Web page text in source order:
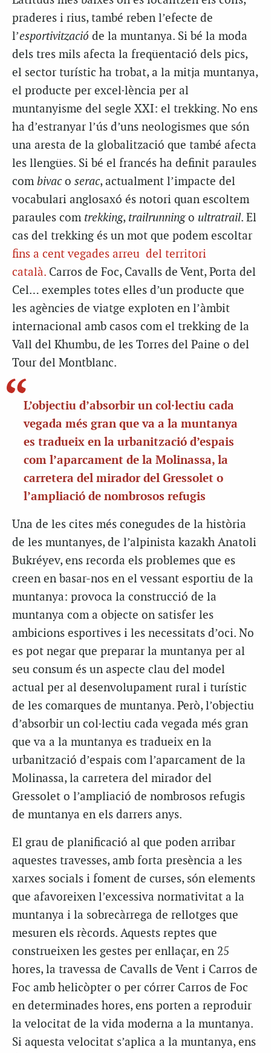
praderes i rius, també reben l’efecte de
l’esportivització de la muntanya. Si bé la moda
dels tres mils afecta la freqüentació dels pics,
el sector turístic ha trobat, a la mitja muntanya,
el producte per excel·lència per al
muntanyisme del segle XXI: el trekking. No ens
ha d’estranyar l’ús d’uns neologismes que són
una aresta de la globalització que també afecta
les llengües. Si bé el francés ha definit paraules
com bivac o serac, actualment l’impacte del
vocabulari anglosaxó és notori quan escoltem
paraules com trekking, trailrunningo ultratrail. El
cas del trekking és un mot que podem escoltar
fins a cent vegades arreu del territori
català. Carros de Foc, Cavalls de Vent, Porta del
Cel… exemples totes elles d’un producte que
les agències de viatge exploten en l’àmbit
internacional amb casos com el trekking de la
Vall del Khumbu, de les Torres del Paine o del
Tour del Montblanc.
L’objectiu d’absorbir un col·lectiu cada
vegada més gran que va a la muntanya
es tradueix en la urbanització d’espais
com l’aparcament de la Molinassa, la
carretera del mirador del Gressolet o
l’ampliació de nombrosos refugis
Una de les cites més conegudes de la història
de les muntanyes, de l’alpinista kazakh Anatoli
Bukréyev, ens recorda els problemes que es
creen en basar-nos en el vessant esportiu de la
muntanya: provoca la construcció de la
muntanya com a objecte on satisfer les
ambicions esportives i les necessitats d’oci. No
es pot negar que preparar la muntanya per al
seu consum és un aspecte clau del model
actual per al desenvolupament rural i turístic
de les comarques de muntanya. Però, l’objectiu
d’absorbir un col·lectiu cada vegada més gran
que va a la muntanya es tradueix en la
urbanització d’espais com l’aparcament de la
Molinassa, la carretera del mirador del
Gressolet o l’ampliació de nombrosos refugis
de muntanya en els darrers anys.
El grau de planificació al que poden arribar
aquestes travesses, amb forta presència a les
xarxes socials i foment de curses, són elements
que afavoreixen l’excessiva normativitat a la
muntanya i la sobrecàrrega de rellotges que
mesuren els rècords. Aquests reptes que
construeixen les gestes per enllaçar, en 25
hores, la travessa de Cavalls de Vent i Carros de
Foc amb helicòpter o per córrer Carros de Foc
en determinades hores, ens porten a reproduir
la velocitat de la vida moderna a la muntanya.
Si aquesta velocitat s’aplica a la muntanya, ens